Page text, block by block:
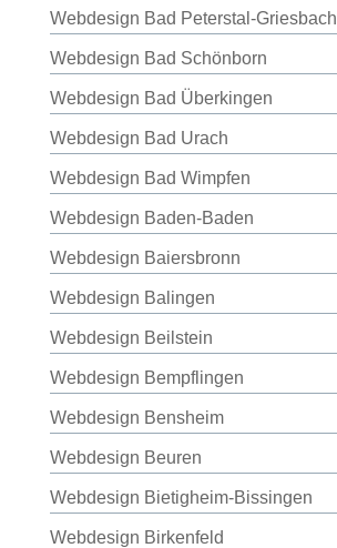
Webdesign Bad Peterstal-Griesbach
Webdesign Bad Schönborn
Webdesign Bad Überkingen
Webdesign Bad Urach
Webdesign Bad Wimpfen
Webdesign Baden-Baden
Webdesign Baiersbronn
Webdesign Balingen
Webdesign Beilstein
Webdesign Bempflingen
Webdesign Bensheim
Webdesign Beuren
Webdesign Bietigheim-Bissingen
Webdesign Birkenfeld